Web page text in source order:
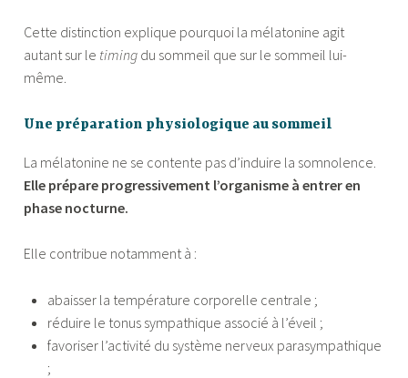
Cette distinction explique pourquoi la mélatonine agit
autant sur le timing du sommeil que sur le sommeil lui-
même.
Une préparation physiologique au sommeil
La mélatonine ne se contente pas d’induire la somnolence.
Elle prépare progressivement l’organisme à entrer en
phase nocturne.
Elle contribue notamment à :
abaisser la température corporelle centrale ;
réduire le tonus sympathique associé à l’éveil ;
favoriser l’activité du système nerveux parasympathique
;